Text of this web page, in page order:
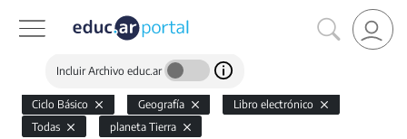
Incluir Archivo educ.ar
Ciclo Básico Geografía
Libro electrónico
Todas
planeta Tierra